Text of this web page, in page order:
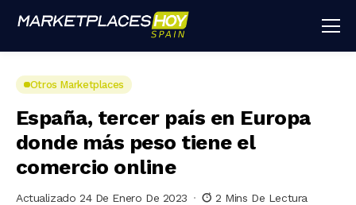
Otros Marketplaces
España, tercer país en Europa
donde más peso tiene el
comercio online
Actualizado 24 De Enero De 2023 2 Mins De Lectura